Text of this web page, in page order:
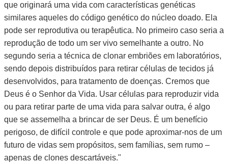
que originará uma vida com características genéticas
similares aqueles do código genético do núcleo doado. Ela
pode ser reprodutiva ou terapêutica. No primeiro caso seria a
reprodução de todo um ser vivo semelhante a outro. No
segundo seria a técnica de clonar embriões em laboratórios,
sendo depois distribuídos para retirar células de tecidos já
desenvolvidos, para tratamento de doenças. Cremos que
Deus é o Senhor da Vida. Usar células para reproduzir vida
ou para retirar parte de uma vida para salvar outra, é algo
que se assemelha a brincar de ser Deus. É um benefício
perigoso, de difícil controle e que pode aproximar-nos de um
futuro de vidas sem propósitos, sem famílias, sem rumo –
apenas de clones descartáveis."